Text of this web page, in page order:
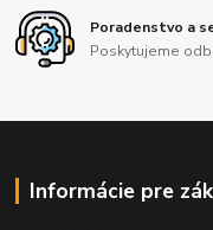
Poradenstvo a
Poskytujeme
Informácie pre